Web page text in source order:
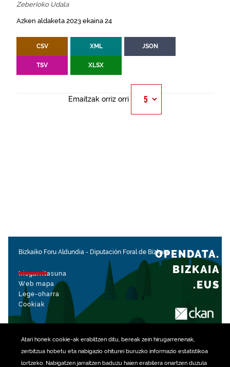
Atari honek cookie-ak erabiltzen ditu, bereak zein hirugarrenenak,
zerbitzua hobetu eta nabigazio ohiturei buruzko informazio estatistikoa
lortzeko. Nabigatzen jarraitzen baduzu haien erabilera onartzen duzula
Zeberioko Udala
Azken aldaketa 2023 ekaina 24
CSV XML JSON
TSV XLSX
Emaitzak orriz orri
Bizkaiko Foru Aldundia - Diputación Foral de Bizkaia
Irisgarritasuna
Web mapa
Lege-oharra
Cookiak
OPENDATA.
BIZKAIA
.EUS